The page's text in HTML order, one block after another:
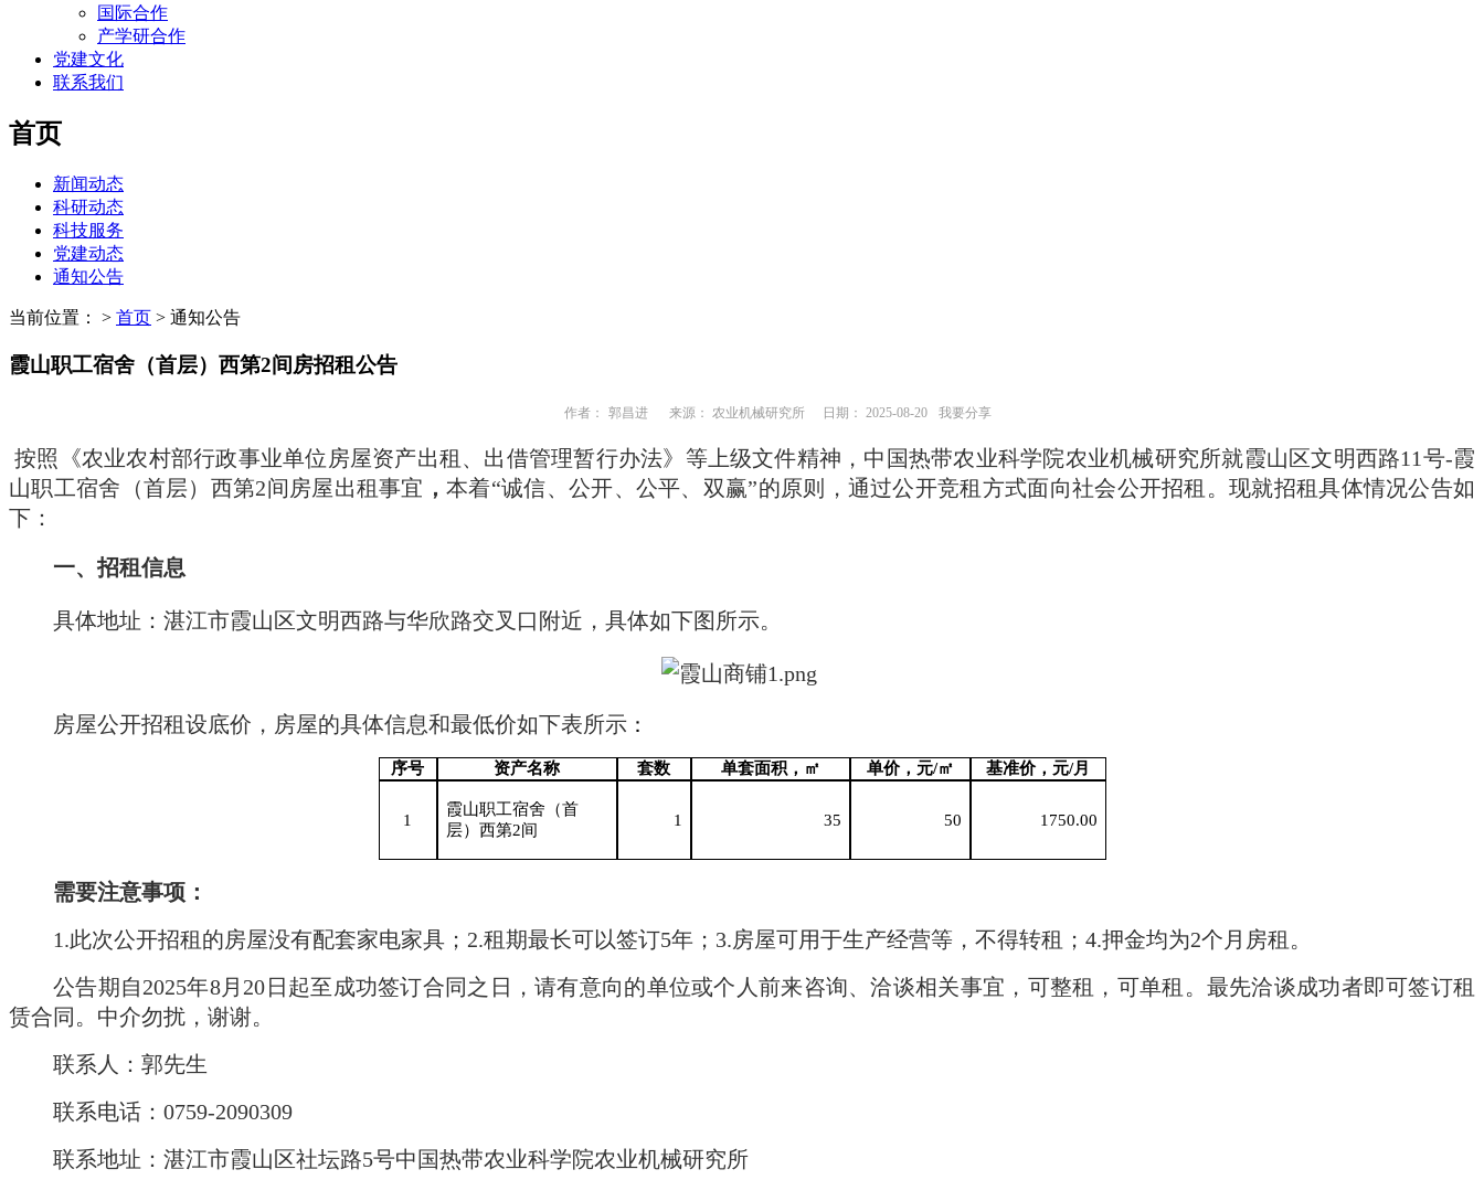
国际合作
产学研合作
党建文化
联系我们
首页
新闻动态
科研动态
科技服务
党建动态
通知公告
当前位置： > 首页 > 通知公告
霞山职工宿舍（首层）西第2间房招租公告
作者： 郭昌进 来源： 农业机械研究所 日期： 2025-08-20 我要分享
按照《农业农村部行政事业单位房屋资产出租、出借管理暂行办法》等上级文件精神，中国热带农业科学院农业机械研究所就霞山区文明西路11号-霞
山职工宿舍（首层）西第2间 房屋出租事宜 ，本着“诚信、公开、公平、双赢”的原则，通过公开竞租方式面向社会公开招租。现就招租具体情况公告如
下：
一、招租信息
具体地址： 湛江市霞山 区文明西路与华欣路交叉口附近 ，具体如下图所示。
房屋公开招租设底价，房屋的具体信息和最低价如下表所示 ：
序号 资产名称 套数 单套面积， ㎡ 单价， 元/㎡ 基准价， 元/月
1
霞山职工宿舍（首
层）西第2间
1 35 50 1750.00
需要注意事项：
1.此次公开招租的房屋没有配套家电家具； 2.租期最长可以签订5年； 3.房屋可用于生产经营等，不得转租； 4.押金均为2个月房租。
公告期自2025年8月 20 日起至成功签订合同之日，请有意向的单位或个人前来咨询、洽谈相关事宜，可整租，可单租。最先洽谈成功者即可签订租
赁合同。中介勿扰，谢谢。
联系人：郭先生
联系电话： 0759-2090309
联系地址：湛江市霞山区社坛路5号中国热带农业科学院农业机械研究所